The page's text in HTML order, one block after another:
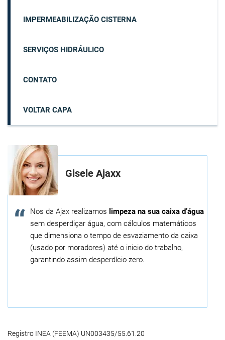
IMPERMEABILIZAÇÃO CISTERNA
SERVIÇOS HIDRÁULICO
CONTATO
VOLTAR CAPA
Gisele Ajaxx
Nos da Ajax realizamos limpeza na sua caixa d’água
sem desperdiçar água, com cálculos matemáticos
que dimensiona o tempo de esvaziamento da caixa
(usado por moradores) até o inicio do trabalho,
garantindo assim desperdício zero.
Registro INEA (FEEMA) UN003435/55.61.20